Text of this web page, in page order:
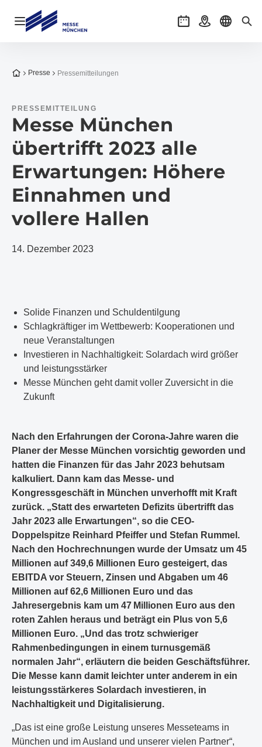
Navigation öffnen Veranstaltungen
AnreiseSprache
Zur Startseite
Presse Pressemitteilungen
PRESSEMITTEILUNG
Messe München
übertrifft 2023 alle
Erwartungen: Höhere
Einnahmen und
vollere Hallen​
14. Dezember 2023
Solide Finanzen und Schuldentilgung
Schlagkräftiger im Wettbewerb: Kooperationen und
neue Veranstaltungen
Investieren in Nachhaltigkeit: Solardach wird größer
und leistungsstärker
Messe München geht damit voller Zuversicht in die
Zukunft
Nach den Erfahrungen der Corona-Jahre waren die
Planer der Messe München vorsichtig geworden und
hatten die Finanzen für das Jahr 2023 behutsam
kalkuliert. Dann kam das Messe- und
Kongressgeschäft in München unverhofft mit Kraft
zurück. „Statt des erwarteten Defizits übertrifft das
Jahr 2023 alle Erwartungen“, so die CEO-
Doppelspitze Reinhard Pfeiffer und Stefan Rummel.
Nach den Hochrechnungen wurde der Umsatz um 45
Millionen auf 349,6 Millionen Euro gesteigert, das
EBITDA vor Steuern, Zinsen und Abgaben um 46
Millionen auf 62,6 Millionen Euro und das
Jahresergebnis kam um 47 Millionen Euro aus den
roten Zahlen heraus und beträgt ein Plus von 5,6
Millionen Euro. „Und das trotz schwieriger
Rahmenbedingungen in einem turnusgemäß
normalen Jahr“, erläutern die beiden Geschäftsführer.
Die Messe kann damit leichter unter anderem in ein
leistungsstärkeres Solardach investieren, in
Nachhaltigkeit und Digitalisierung.
„Das ist eine große Leistung unseres Messeteams in
München und im Ausland und unserer vielen Partner“,